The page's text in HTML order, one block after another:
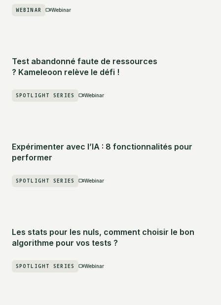
WEBINAR Webinar
Test abandonné faute de ressources
? Kameleoon relève le défi !
SPOTLIGHT SERIES Webinar
Expérimenter avec l’IA : 8 fonctionnalités pour
performer
SPOTLIGHT SERIES Webinar
Les stats pour les nuls, comment choisir le bon
algorithme pour vos tests ?
SPOTLIGHT SERIES Webinar